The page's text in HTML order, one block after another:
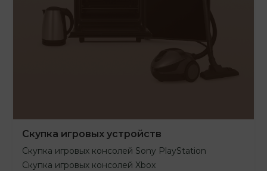
Скупка игровых устройств
Скупка игровых консолей Sony PlayStation
Скупка игровых консолей Xbox